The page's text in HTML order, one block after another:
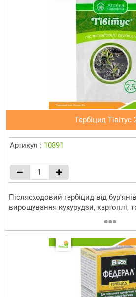
Гербіцид Тівітус
Артикул : 10891
Післясходовий гербіцид від
вирощування кукурудзи, картоплі,